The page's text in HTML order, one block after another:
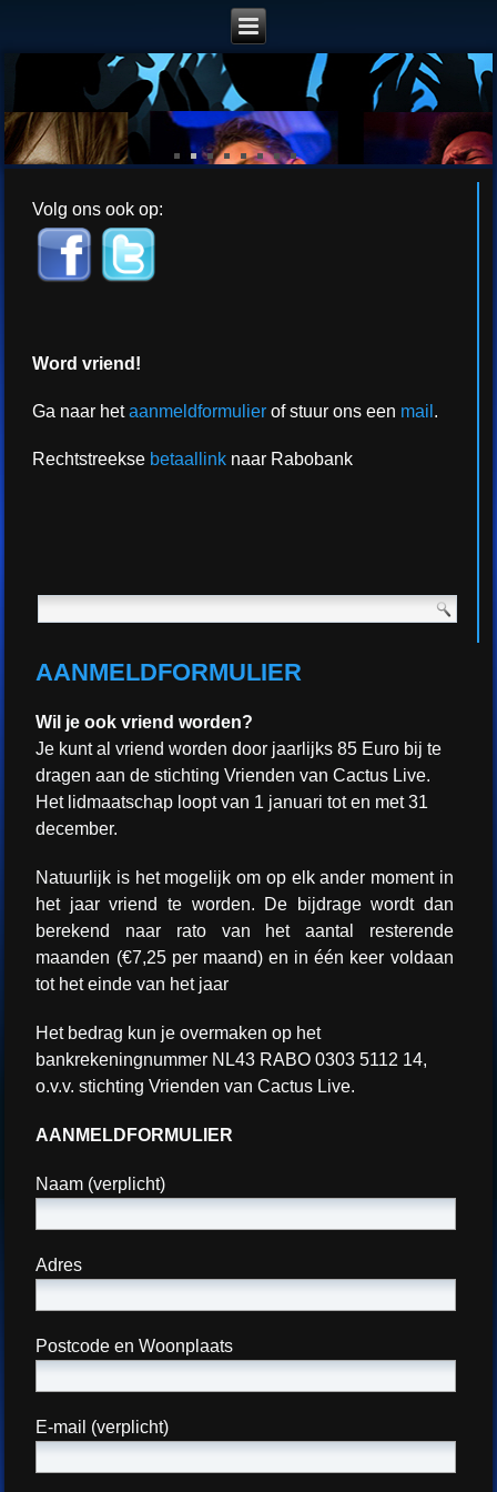
Volg ons ook op:
Word vriend!
Ga naar hetaanmeldformulier of stuur ons een mail .
Rechtstreekse betaallink naar Rabobank
AANMELDFORMULIER
Wil je ook vriend worden?
Je kunt al vriend worden door jaarlijks 85 Euro bij te
dragen aan de stichting Vrienden van Cactus Live.
Het lidmaatschap loopt van 1 januari tot en met 31
december.
Natuurlijk is het mogelijk om op elk ander moment in
het jaar vriend te worden. De bijdrage wordt dan
berekend naar rato van het aantal resterende
maanden (€7,25 per maand) en in één keer voldaan
tot het einde van het jaar
Het bedrag kun je overmaken op het
bankrekeningnummer NL43 RABO 0303 5112 14,
o.v.v. stichting Vrienden van Cactus Live.
AANMELDFORMULIER
Naam (verplicht)
Adres
Postcode en Woonplaats
E-mail (verplicht)